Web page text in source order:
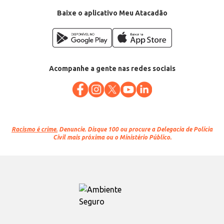
Baixe o aplicativo Meu Atacadão
Acompanhe a gente nas redes sociais
Racismo é crime. Denuncie. Disque 100 ou procure a Delegacia de Polícia
Civil mais próxima ou o Ministério Público.